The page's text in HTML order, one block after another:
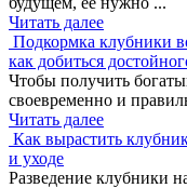
Читать далее
Подкормка клубники
как добиться
Чтобы получить
своевременно и
Читать далее
Как вырастить
и уходе
Разведение клубники